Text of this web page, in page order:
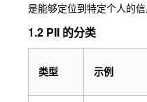
是能够定位到特定个人的信
1.2 PII 的分类
类型 示例